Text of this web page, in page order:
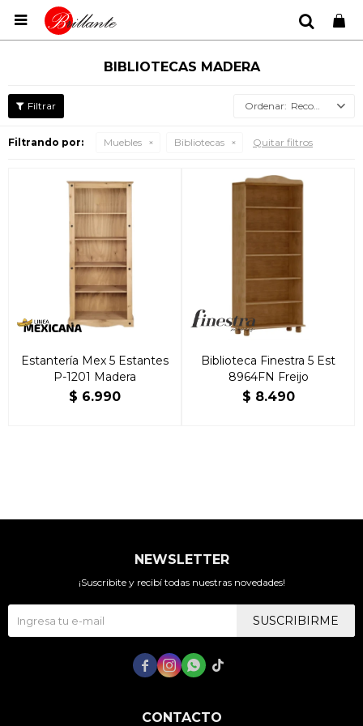

BIBLIOTECAS MADERA
Recomendados
Filtrando por: Muebles Bibliotecas Quitar filtros
Estantería Mex 5 Estantes
P-1201 Madera
$ 6.990
Biblioteca Finestra 5 Est
8964FN Freijo
$ 8.490
CONTACTO
NEWSLETTER
¡Suscribite y recibí todas nuestras novedades!
SUSCRIBIRME
   